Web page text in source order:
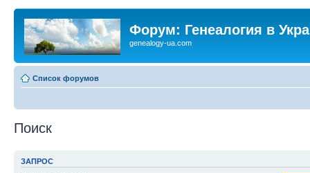
Форум: Генеалогия в
genealogy-ua.com
Список форумов
Поиск
ЗАПРОС